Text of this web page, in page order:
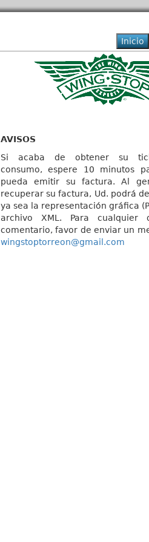
AVISOS
Si acaba de obtener su
consumo, espere 10 minutos
pueda emitir su factura. Al
recuperar su factura, Ud. podrá
ya sea la representación gráfica
archivo XML. Para cualquier
comentario, favor de enviar un
wingstoptorreon@gmail.com